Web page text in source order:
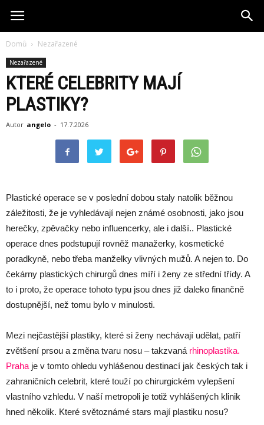
Domů Nezařazené
Nezařazené
KTERÉ CELEBRITY MAJÍ
PLASTIKY?
Autor angelo - 17.7.2026
Plastické operace se v poslední dobou staly natolik běžnou
záležitosti, že je vyhledávají nejen známé osobnosti, jako jsou
herečky, zpěvačky nebo influencerky, ale i další.. Plastické
operace dnes podstupují rovněž manažerky, kosmetické
poradkyně, nebo třeba manželky vlivných mužů. A nejen to. Do
čekárny plastických chirurgů dnes míří i ženy ze střední třídy. A
to i proto, že operace tohoto typu jsou dnes již daleko finančně
dostupnější, než tomu bylo v minulosti.
Mezi nejčastější plastiky, které si ženy nechávají udělat, patří
zvětšení prsou a změna tvaru nosu – takzvaná rhinoplastika.
Praha je v tomto ohledu vyhlášenou destinací jak českých tak i
zahraničních celebrit, které touží po chirurgickém vylepšení
vlastního vzhledu. V naší metropoli je totiž vyhlášených klinik
hned několik. Které světoznámé stars mají plastiku nosu?